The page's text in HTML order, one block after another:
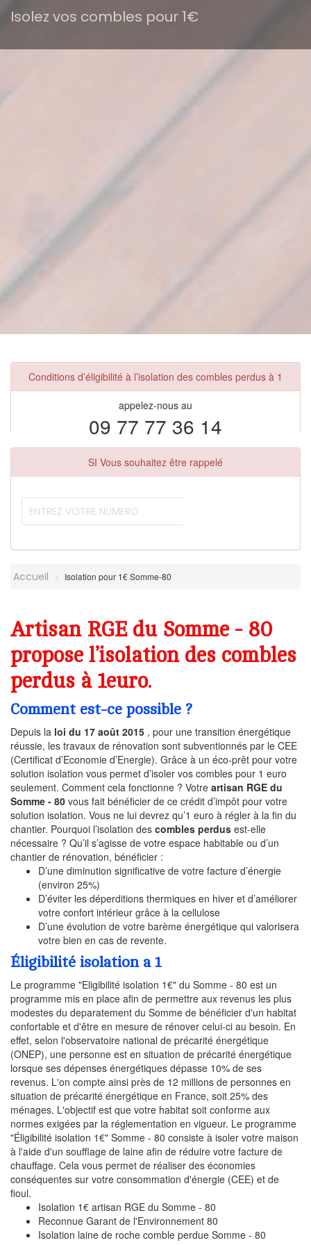
Isolez vos combles pour 1€
Conditions d’éligibilité à l’isolation des combles perdus à 1
appelez-nous au
09 77 77 36 14
SI Vous souhaitez être rappelé
Accueil Isolation pour 1€ Somme-80
Artisan RGE du Somme - 80
propose l’isolation des combles
perdus à 1euro.
Comment est-ce possible ?
Depuis la loi du 17 août 2015 , pour une transition énergétique
réussie, les travaux de rénovation sont subventionnés par le CEE
(Certificat d’Economie d’Energie). Grâce à un éco-prêt pour votre
solution isolation vous permet d’isoler vos combles pour 1 euro
seulement. Comment cela fonctionne ? Votre artisan RGE du
Somme - 80 vous fait bénéficier de ce crédit d’impôt pour votre
solution isolation. Vous ne lui devrez qu’1 euro à régler à la fin du
chantier. Pourquoi l’isolation des combles perdus est-elle
nécessaire ? Qu’il s’agisse de votre espace habitable ou d’un
chantier de rénovation, bénéficier :
D’une diminution significative de votre facture d’énergie
(environ 25%)
D’éviter les déperditions thermiques en hiver et d’améliorer
votre confort intérieur grâce à la cellulose
D’une évolution de votre barème énergétique qui valorisera
votre bien en cas de revente.
Éligibilité isolation a 1
Le programme "Eligibilité isolation 1€" du Somme - 80 est un
programme mis en place afin de permettre aux revenus les plus
modestes du deparatement du Somme de bénéficier d'un habitat
confortable et d'être en mesure de rénover celui-ci au besoin. En
effet, selon l'observatoire national de précarité énergétique
(ONEP), une personne est en situation de précarité énergétique
lorsque ses dépenses énergétiques dépasse 10% de ses
revenus. L'on compte ainsi près de 12 millions de personnes en
situation de précarité énergétique en France, soit 25% des
ménages. L'objectif est que votre habitat soit conforme aux
normes exigées par la réglementation en vigueur. Le programme
"Éligibilité isolation 1€" Somme - 80 consiste à isoler votre maison
à l'aide d'un soufflage de laine afin de réduire votre facture de
chauffage. Cela vous permet de réaliser des économies
conséquentes sur votre consommation d'énergie (CEE) et de
fioul.
Isolation 1€ artisan RGE du Somme - 80
Reconnue Garant de l'Environnement 80
Isolation laine de roche comble perdue Somme - 80